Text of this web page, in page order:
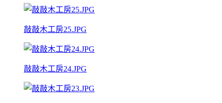
敲敲木工房25.JPG
敲敲木工房24.JPG